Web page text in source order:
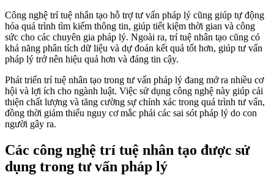
Công nghệ trí tuệ nhân tạo hỗ trợ tư vấn pháp lý cũng giúp tự động
hóa quá trình tìm kiếm thông tin, giúp tiết kiệm thời gian và công
sức cho các chuyên gia pháp lý. Ngoài ra, trí tuệ nhân tạo cũng có
khả năng phân tích dữ liệu và dự đoán kết quả tốt hơn, giúp tư vấn
pháp lý trở nên hiệu quả hơn và đáng tin cậy.
Phát triển trí tuệ nhân tạo trong tư vấn pháp lý đang mở ra nhiều cơ
hội và lợi ích cho ngành luật. Việc sử dụng công nghệ này giúp cải
thiện chất lượng và tăng cường sự chính xác trong quá trình tư vấn,
đồng thời giảm thiểu nguy cơ mắc phải các sai sót pháp lý do con
người gây ra.
Các công nghệ trí tuệ nhân tạo được sử
dụng trong tư vấn pháp lý